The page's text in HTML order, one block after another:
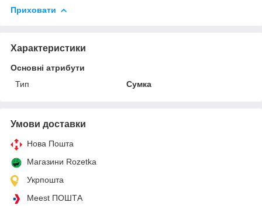
Приховати
Характеристики
Основні атрибути
Тип
Сумка
Умови доставки
Нова Пошта
Магазини Rozetka
Укрпошта
Meest ПОШТА